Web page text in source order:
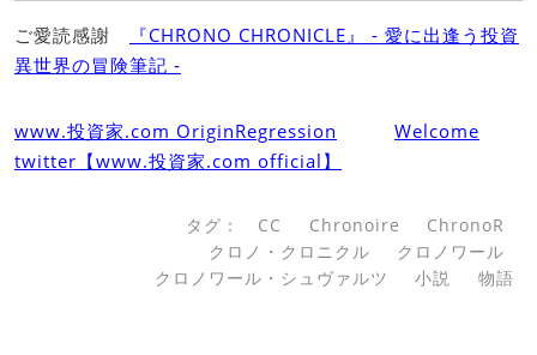
ご愛読感謝
『CHRONO CHRONICLE』 ‐ 愛に出逢う投資
異世界の冒険筆記 ‐
www.投資家.com OriginRegression
Welcome
twitter【www.投資家.com official】
タグ： CC Chronoire
ChronoR
クロノ・クロニクル
クロノワール
クロノワール・シュヴァルツ
小説 物語